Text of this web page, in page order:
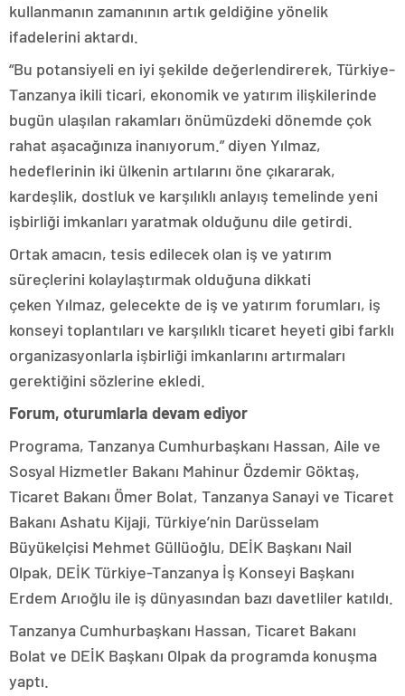
kullanmanın zamanının artık geldiğine yönelik
ifadelerini aktardı.
“Bu potansiyeli en iyi şekilde değerlendirerek, Türkiye-
Tanzanya ikili ticari, ekonomik ve yatırım ilişkilerinde
bugün ulaşılan rakamları önümüzdeki dönemde çok
rahat aşacağınıza inanıyorum.” diyen Yılmaz,
hedeflerinin iki ülkenin artılarını öne çıkararak,
kardeşlik, dostluk ve karşılıklı anlayış temelinde yeni
işbirliği imkanları yaratmak olduğunu dile getirdi.
Ortak amacın, tesis edilecek olan iş ve yatırım
süreçlerini kolaylaştırmak olduğuna dikkati
çeken Yılmaz, gelecekte de iş ve yatırım forumları, iş
konseyi toplantıları ve karşılıklı ticaret heyeti gibi farklı
organizasyonlarla işbirliği imkanlarını artırmaları
gerektiğini sözlerine ekledi.
Forum, oturumlarla devam ediyor
Programa, Tanzanya Cumhurbaşkanı Hassan, Aile ve
Sosyal Hizmetler Bakanı Mahinur Özdemir Göktaş,
Ticaret Bakanı Ömer Bolat, Tanzanya Sanayi ve Ticaret
Bakanı Ashatu Kijaji, Türkiye’nin Darüsselam
Büyükelçisi Mehmet Güllüoğlu, DEİK Başkanı Nail
Olpak, DEİK Türkiye-Tanzanya İş Konseyi Başkanı
Erdem Arıoğlu ile iş dünyasından bazı davetliler katıldı.
Tanzanya Cumhurbaşkanı Hassan, Ticaret Bakanı
Bolat ve DEİK Başkanı Olpak da programda konuşma
yaptı.